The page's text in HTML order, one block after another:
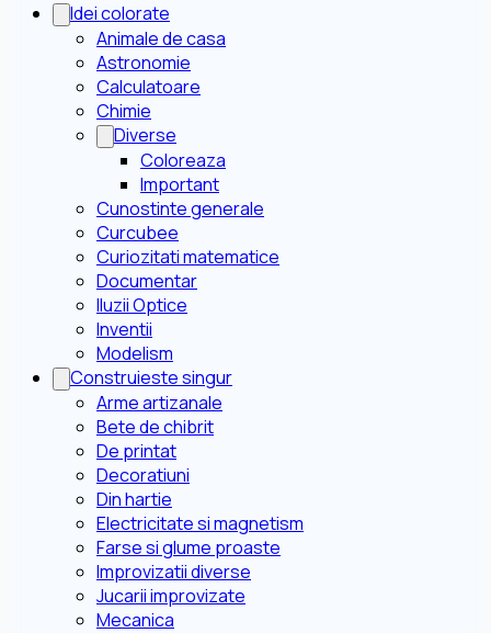
Idei colorate
Animale de casa
Astronomie
Calculatoare
Chimie
Diverse
Coloreaza
Important
Cunostinte generale
Curcubee
Curiozitati matematice
Documentar
Iluzii Optice
Inventii
Modelism
Construieste singur
Arme artizanale
Bete de chibrit
De printat
Decoratiuni
Din hartie
Electricitate si magnetism
Farse si glume proaste
Improvizatii diverse
Jucarii improvizate
Mecanica